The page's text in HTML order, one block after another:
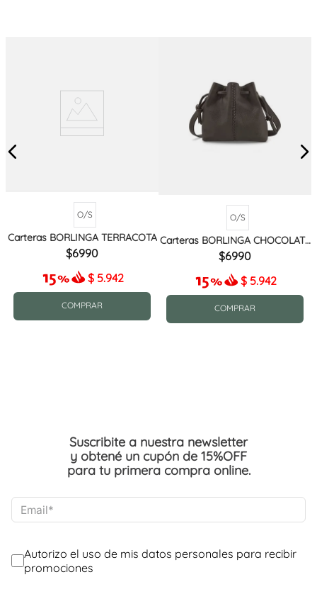
O/S
Carteras BORLINGA TERRACOTA
6990
$ 5.942
COMPRAR
O/S
Carteras BORLINGA CHOCOLATE
MIX
6990
$ 5.942
COMPRAR
Suscribite a nuestra newsletter
y obtené un cupón de 15%OFF
para tu primera compra online.